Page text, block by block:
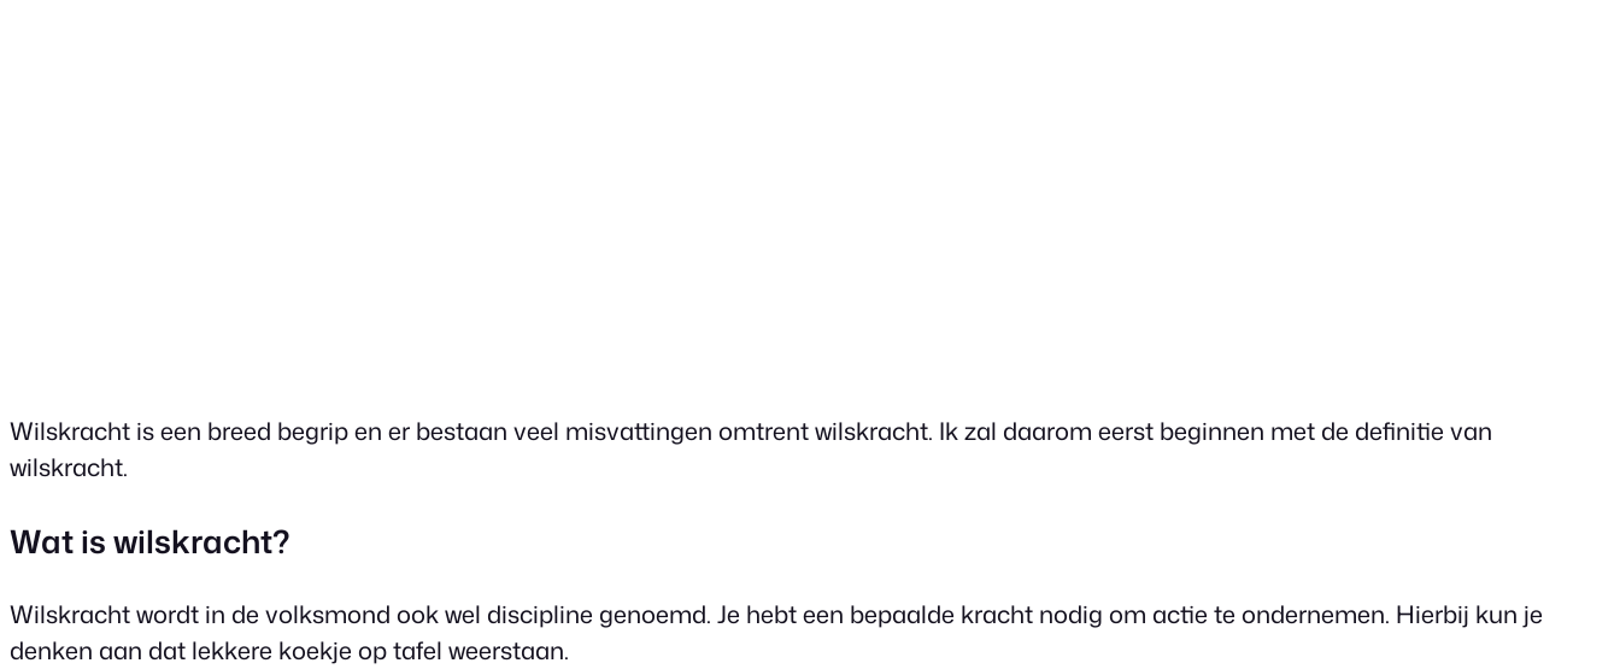
Wilskracht is een breed begrip en er bestaan veel misvattingen omtrent wilskracht. Ik zal daarom eerst beginnen met de definitie van
wilskracht.
Wat is wilskracht?
Wilskracht wordt in de volksmond ook wel discipline genoemd. Je hebt een bepaalde kracht nodig om actie te ondernemen. Hierbij kun je
denken aan dat lekkere koekje op tafel weerstaan.